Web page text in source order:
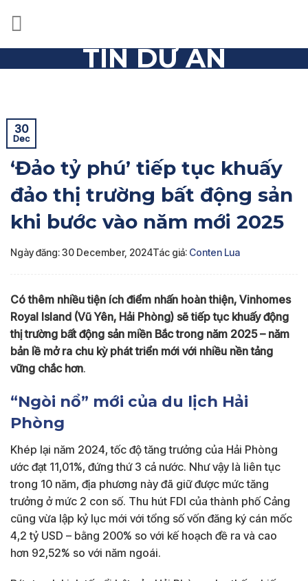
TIN DỰ ÁN
30
Dec
‘Đảo tỷ phú’ tiếp tục khuấy
đảo thị trường bất động sản
khi bước vào năm mới 2025
Ngày đăng: 30 December, 2024Tác giả: Conten Lua
Có thêm nhiều tiện ích điểm nhấn hoàn thiện, Vinhomes
Royal Island (Vũ Yên, Hải Phòng) sẽ tiếp tục khuấy động
thị trường bất động sản miền Bắc trong năm 2025 – năm
bản lề mở ra chu kỳ phát triển mới với nhiều nền tảng
vững chắc hơn.
“Ngòi nổ” mới của du lịch Hải
Phòng
Khép lại năm 2024, tốc độ tăng trưởng của Hải Phòng
ước đạt 11,01%, đứng thứ 3 cả nước. Như vậy là liên tục
trong 10 năm, địa phương này đã giữ được mức tăng
trưởng ở mức 2 con số. Thu hút FDI của thành phố Cảng
cũng vừa lập kỷ lục mới với tổng số vốn đăng ký cán mốc
4,2 tỷ USD – bằng 200% so với kế hoạch đề ra và cao
hơn 92,52% so với năm ngoái.